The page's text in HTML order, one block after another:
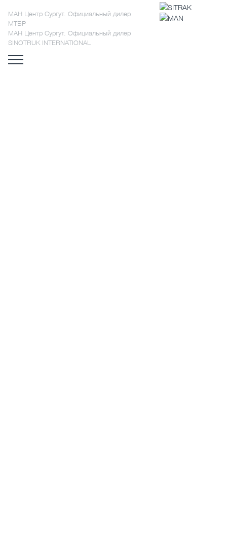
МАН Центр Сургут. Официальный дилер
МТБР
МАН Центр Сургут. Официальный дилер
SINOTRUK INTERNATIONAL